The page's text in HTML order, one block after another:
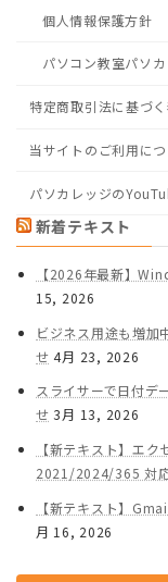
個人情報保護方針
パソコン教室パソ
特定商取引法に基づ
当サイトのご利用に
パソカレッジの
新着テキスト
【2026年最新】
15, 2026
ビジネス用途も増加
せ 4月 23, 2026
スライサーで日付デ
せ 3月 13, 2026
【新テキスト】エ
2021/2024/365 対
【新テキスト】
月 16, 2026